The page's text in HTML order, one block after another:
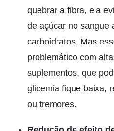
quebrar a fibra, ela
de açúcar no sangue
carboidratos. Mas
problemático com
suplementos, que
glicemia fique baixa,
ou tremores.